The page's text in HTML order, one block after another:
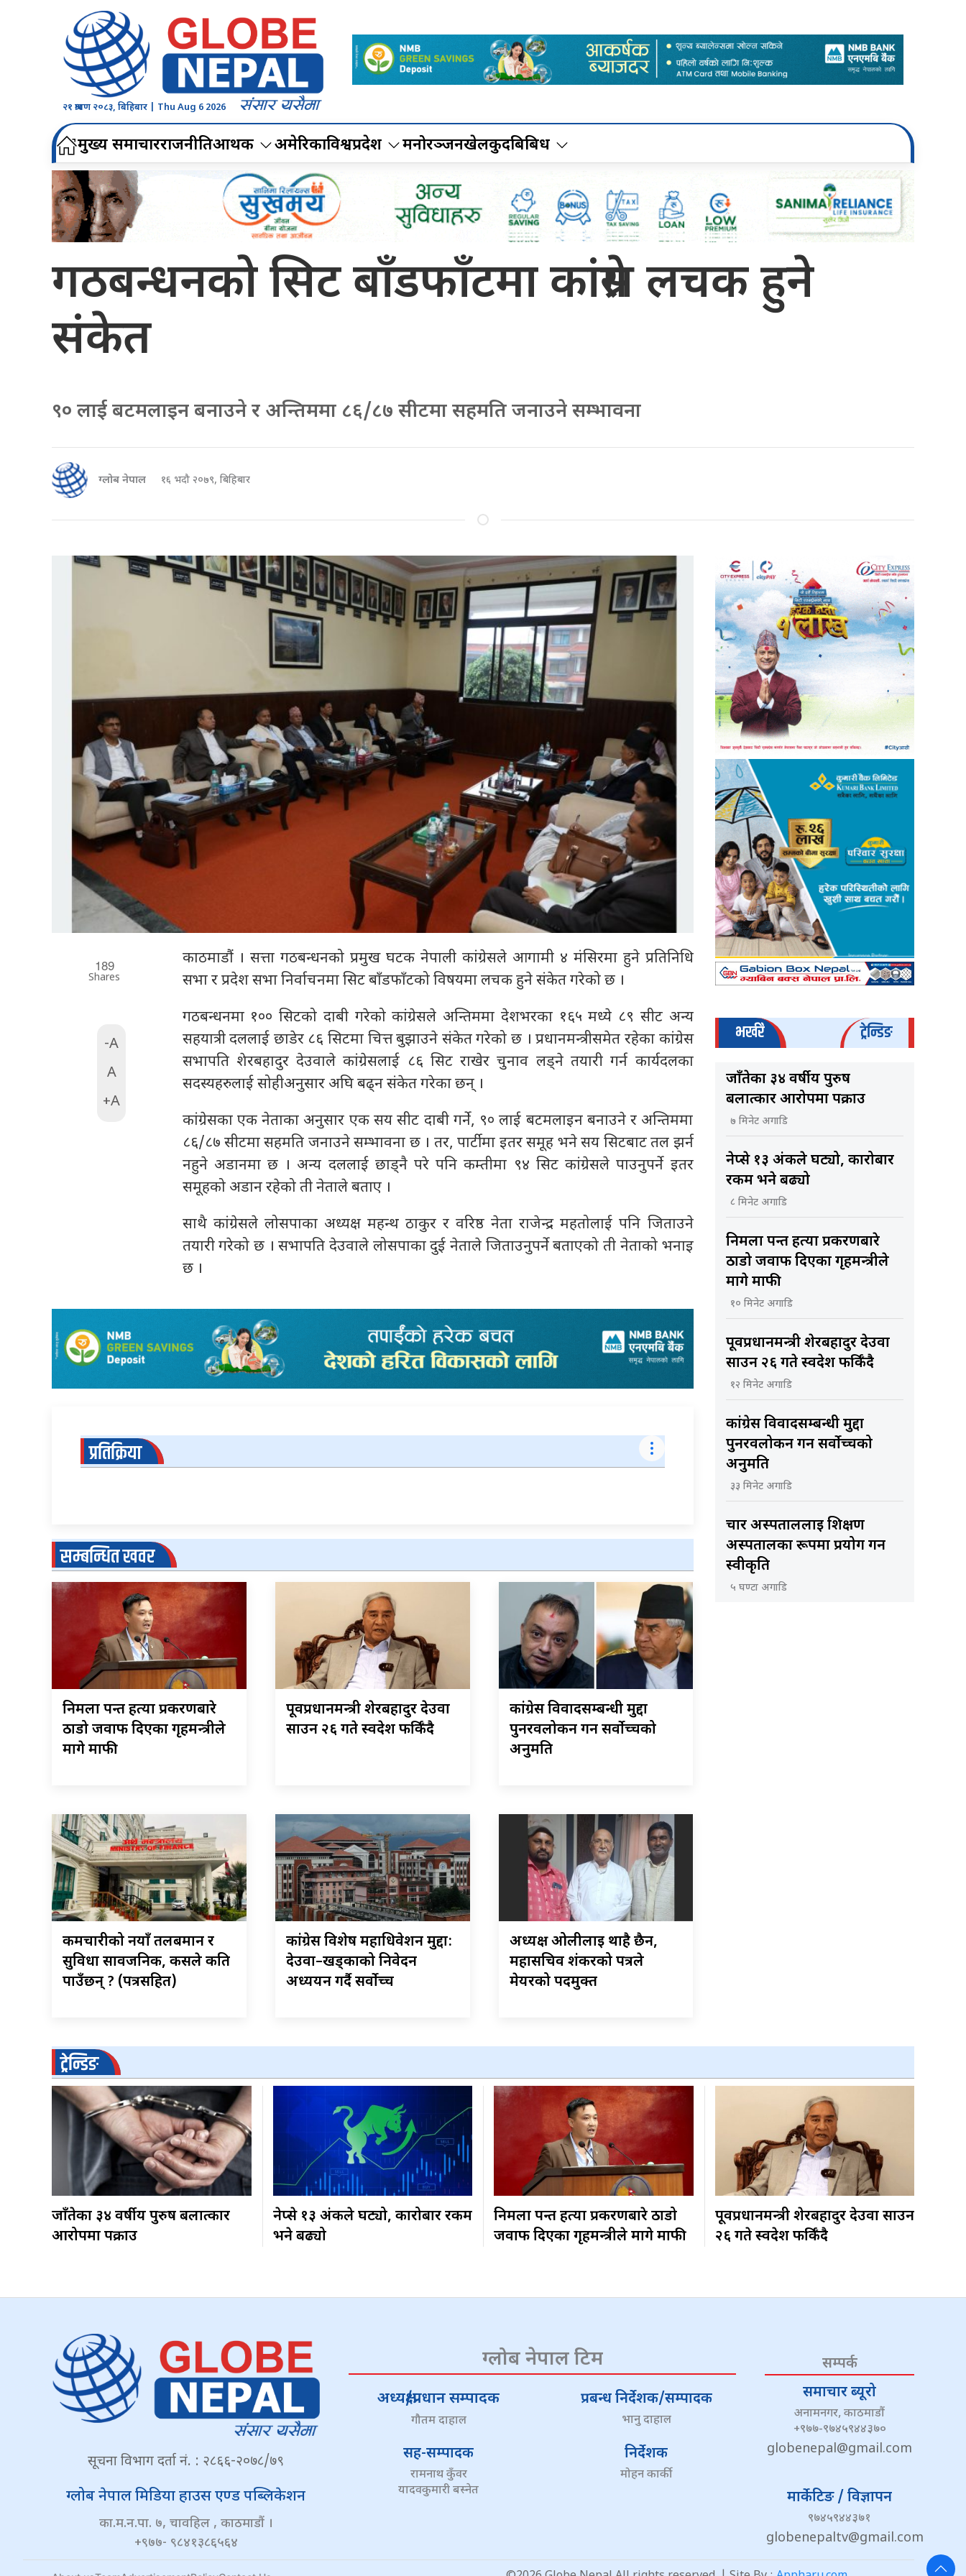
२१ श्रावण २०८३, बिहिबार | Thu Aug 6 2026
मुख्य समाचारराजनीतिआर्थिक अमेरिकाविश्वप्रदेश मनोरञ्जनखेलकुदबिबिध
गठबन्धनको सिट बाँडफाँटमा कांग्रेस लचक हुने
संकेत
९० लाई बटमलाइन बनाउने र अन्तिममा ८६/८७ सीटमा सहमति जनाउने सम्भावना
ग्लोब नेपाल १६ भदौ २०७९, बिहिबार
189
Shares
-A
A
+A
काठमाडौं । सत्ता गठबन्धनको प्रमुख घटक नेपाली कांग्रेसले आगामी ४ मंसिरमा हुने प्रतिनिधि
सभा र प्रदेश सभा निर्वाचनमा सिट बाँडफाँटको विषयमा लचक हुने संकेत गरेको छ ।
गठबन्धनमा १०० सिटको दाबी गरेको कांग्रेसले अन्तिममा देशभरका १६५ मध्ये ८९ सीट अन्य
सहयात्री दललाई छाडेर ८६ सिटमा चित्त बुझाउने संकेत गरेको छ । प्रधानमन्त्रीसमेत रहेका कांग्रेस
सभापति शेरबहादुर देउवाले कांग्रेसलाई ८६ सिट राखेर चुनाव लड्ने तयारी गर्न कार्यदलका
सदस्यहरुलाई सोहीअनुसार अघि बढ्न संकेत गरेका छन् ।
कांग्रेसका एक नेताका अनुसार एक सय सीट दाबी गर्ने, ९० लाई बटमलाइन बनाउने र अन्तिममा
८६/८७ सीटमा सहमति जनाउने सम्भावना छ । तर, पार्टीमा इतर समूह भने सय सिटबाट तल झर्न
नहुने अडानमा छ । अन्य दललाई छाड्नै परे पनि कम्तीमा ९४ सिट कांग्रेसले पाउनुपर्ने इतर
समूहको अडान रहेको ती नेताले बताए ।
साथै कांग्रेसले लोसपाका अध्यक्ष महन्थ ठाकुर र वरिष्ठ नेता राजेन्द्र महतोलाई पनि जिताउने
तयारी गरेको छ । सभापति देउवाले लोसपाका दुई नेताले जिताउनुपर्ने बताएको ती नेताको भनाइ
छ ।
प्रतिक्रिया
सम्बन्धित खवर
निर्मला पन्त हत्या प्रकरणबारे
ठाडो जवाफ दिएका गृहमन्त्रीले
मागे माफी
पूर्वप्रधानमन्त्री शेरबहादुर देउवा
साउन २६ गते स्वदेश फर्किँदै
कांग्रेस विवादसम्बन्धी मुद्दा
पुनरवलोकन गर्न सर्वोच्चको
अनुमति
कर्मचारीको नयाँ तलबमान र
सुविधा सार्वजनिक, कसले कति
पाउँछन् ? (पत्रसहित)
कांग्रेस विशेष महाधिवेशन मुद्दा:
देउवा–खड्काको निवेदन
अध्ययन गर्दै सर्वोच्च
अध्यक्ष ओलीलाई थाहै छैन,
महासचिव शंकरको पत्रले
मेयरको पदमुक्त
भर्खरै ट्रेन्डिङ
जाँतेका ३४ वर्षीय पुरुष
बलात्कार आरोपमा पक्राउ
७ मिनेट अगाडि
नेप्से १३ अंकले घट्यो, कारोबार
रकम भने बढ्यो
८ मिनेट अगाडि
निर्मला पन्त हत्या प्रकरणबारे
ठाडो जवाफ दिएका गृहमन्त्रीले
मागे माफी
१० मिनेट अगाडि
पूर्वप्रधानमन्त्री शेरबहादुर देउवा
साउन २६ गते स्वदेश फर्किँदै
१२ मिनेट अगाडि
कांग्रेस विवादसम्बन्धी मुद्दा
पुनरवलोकन गर्न सर्वोच्चको
अनुमति
३३ मिनेट अगाडि
चार अस्पताललाई शिक्षण
अस्पतालका रूपमा प्रयोग गर्न
स्वीकृति
५ घण्टा अगाडि
ट्रेन्डिङ
जाँतेका ३४ वर्षीय पुरुष बलात्कार
आरोपमा पक्राउ
नेप्से १३ अंकले घट्यो, कारोबार रकम
भने बढ्यो
निर्मला पन्त हत्या प्रकरणबारे ठाडो
जवाफ दिएका गृहमन्त्रीले मागे माफी
पूर्वप्रधानमन्त्री शेरबहादुर देउवा साउन
२६ गते स्वदेश फर्किँदै
सूचना विभाग दर्ता नं. : २८६६-२०७८/७९
ग्लोब नेपाल मिडिया हाउस एण्ड पब्लिकेशन
का.म.न.पा. ७, चावहिल , काठमाडौं ।
+९७७- ९८४१३८६५६४
ग्लोब नेपाल टिम
अध्यक्ष/प्रधान सम्पादक
गौतम दाहाल
प्रबन्ध निर्देशक/सम्पादक
भानु दाहाल
सह-सम्पादक
रामनाथ कुँवर
यादवकुमारी बस्नेत
निर्देशक
मोहन कार्की
सम्पर्क
समाचार ब्यूरो
अनामनगर, काठमाडौं
+९७७-९७४५९४४३७०
globenepal@gmail.com
मार्केटिङ / विज्ञापन
९७४५९४४३७१
globenepaltv@gmail.com